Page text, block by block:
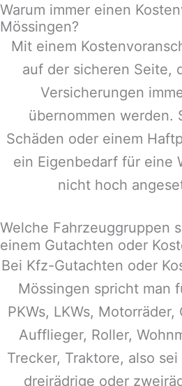
Warum immer einen
Mössingen?
Mit einem
auf der sicheren Seite,
Versicherungen
übernommen werden.
Schäden oder einem
ein Eigenbedarf für eine
nicht hoch
Welche Fahrzeuggruppen
einem Gutachten oder
Bei Kfz-Gutachten oder
Mössingen spricht man
PKWs, LKWs,
Aufflieger, Roller,
Trecker, Traktore, also
dreirädrige oder